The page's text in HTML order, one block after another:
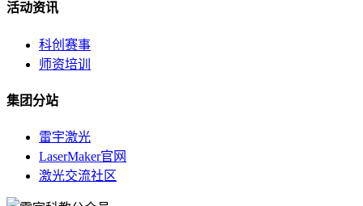
活动资讯
科创赛事
师资培训
集团分站
雷宇激光
LaserMaker官网
激光交流社区